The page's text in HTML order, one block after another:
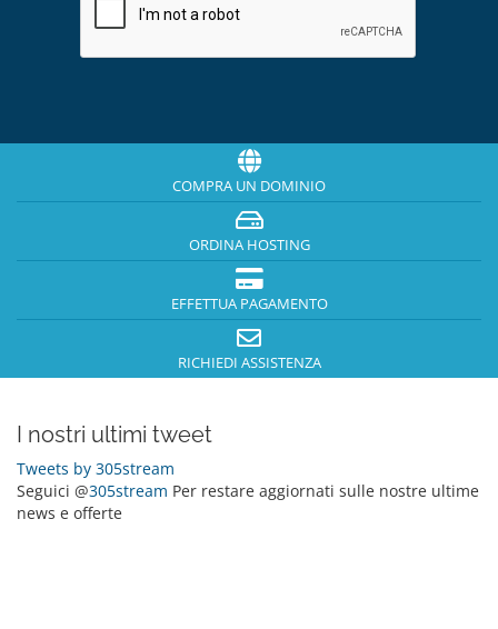
COMPRA UN DOMINIO
ORDINA HOSTING
EFFETTUA PAGAMENTO
RICHIEDI ASSISTENZA
I nostri ultimi tweet
Tweets by 305stream
Seguici @305stream Per restare aggiornati sulle nostre ultime
news e offerte